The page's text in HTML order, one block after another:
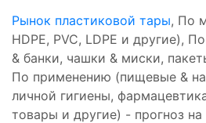
Рынок пластиковой тары, По
HDPE, PVC, LDPE и другие),
& банки, чашки & миски,
По применению (пищевые &
личной гигиены,
товары и другие) - прогноз на